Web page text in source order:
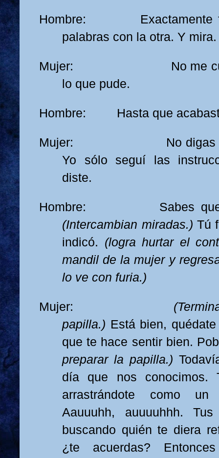
Hombre: Exactamente
palabras con la otra. Y mira.
Mujer: No me
lo que pude.
Hombre: Hasta que
Mujer: No digas eso.
Yo sólo seguí las
diste.
Hombre: Sabes que
(Intercambian miradas.) Tú
indicó. (logra hurtar el
mandil de la mujer y
lo ve con furia.)
Mujer:
papilla.) Está bien,
que te hace sentir bien.
preparar la papilla.)
día que nos conocimos.
arrastrándote como un
Aauuuhh, auuuuhhh.
buscando quién te diera
¿te acuerdas?